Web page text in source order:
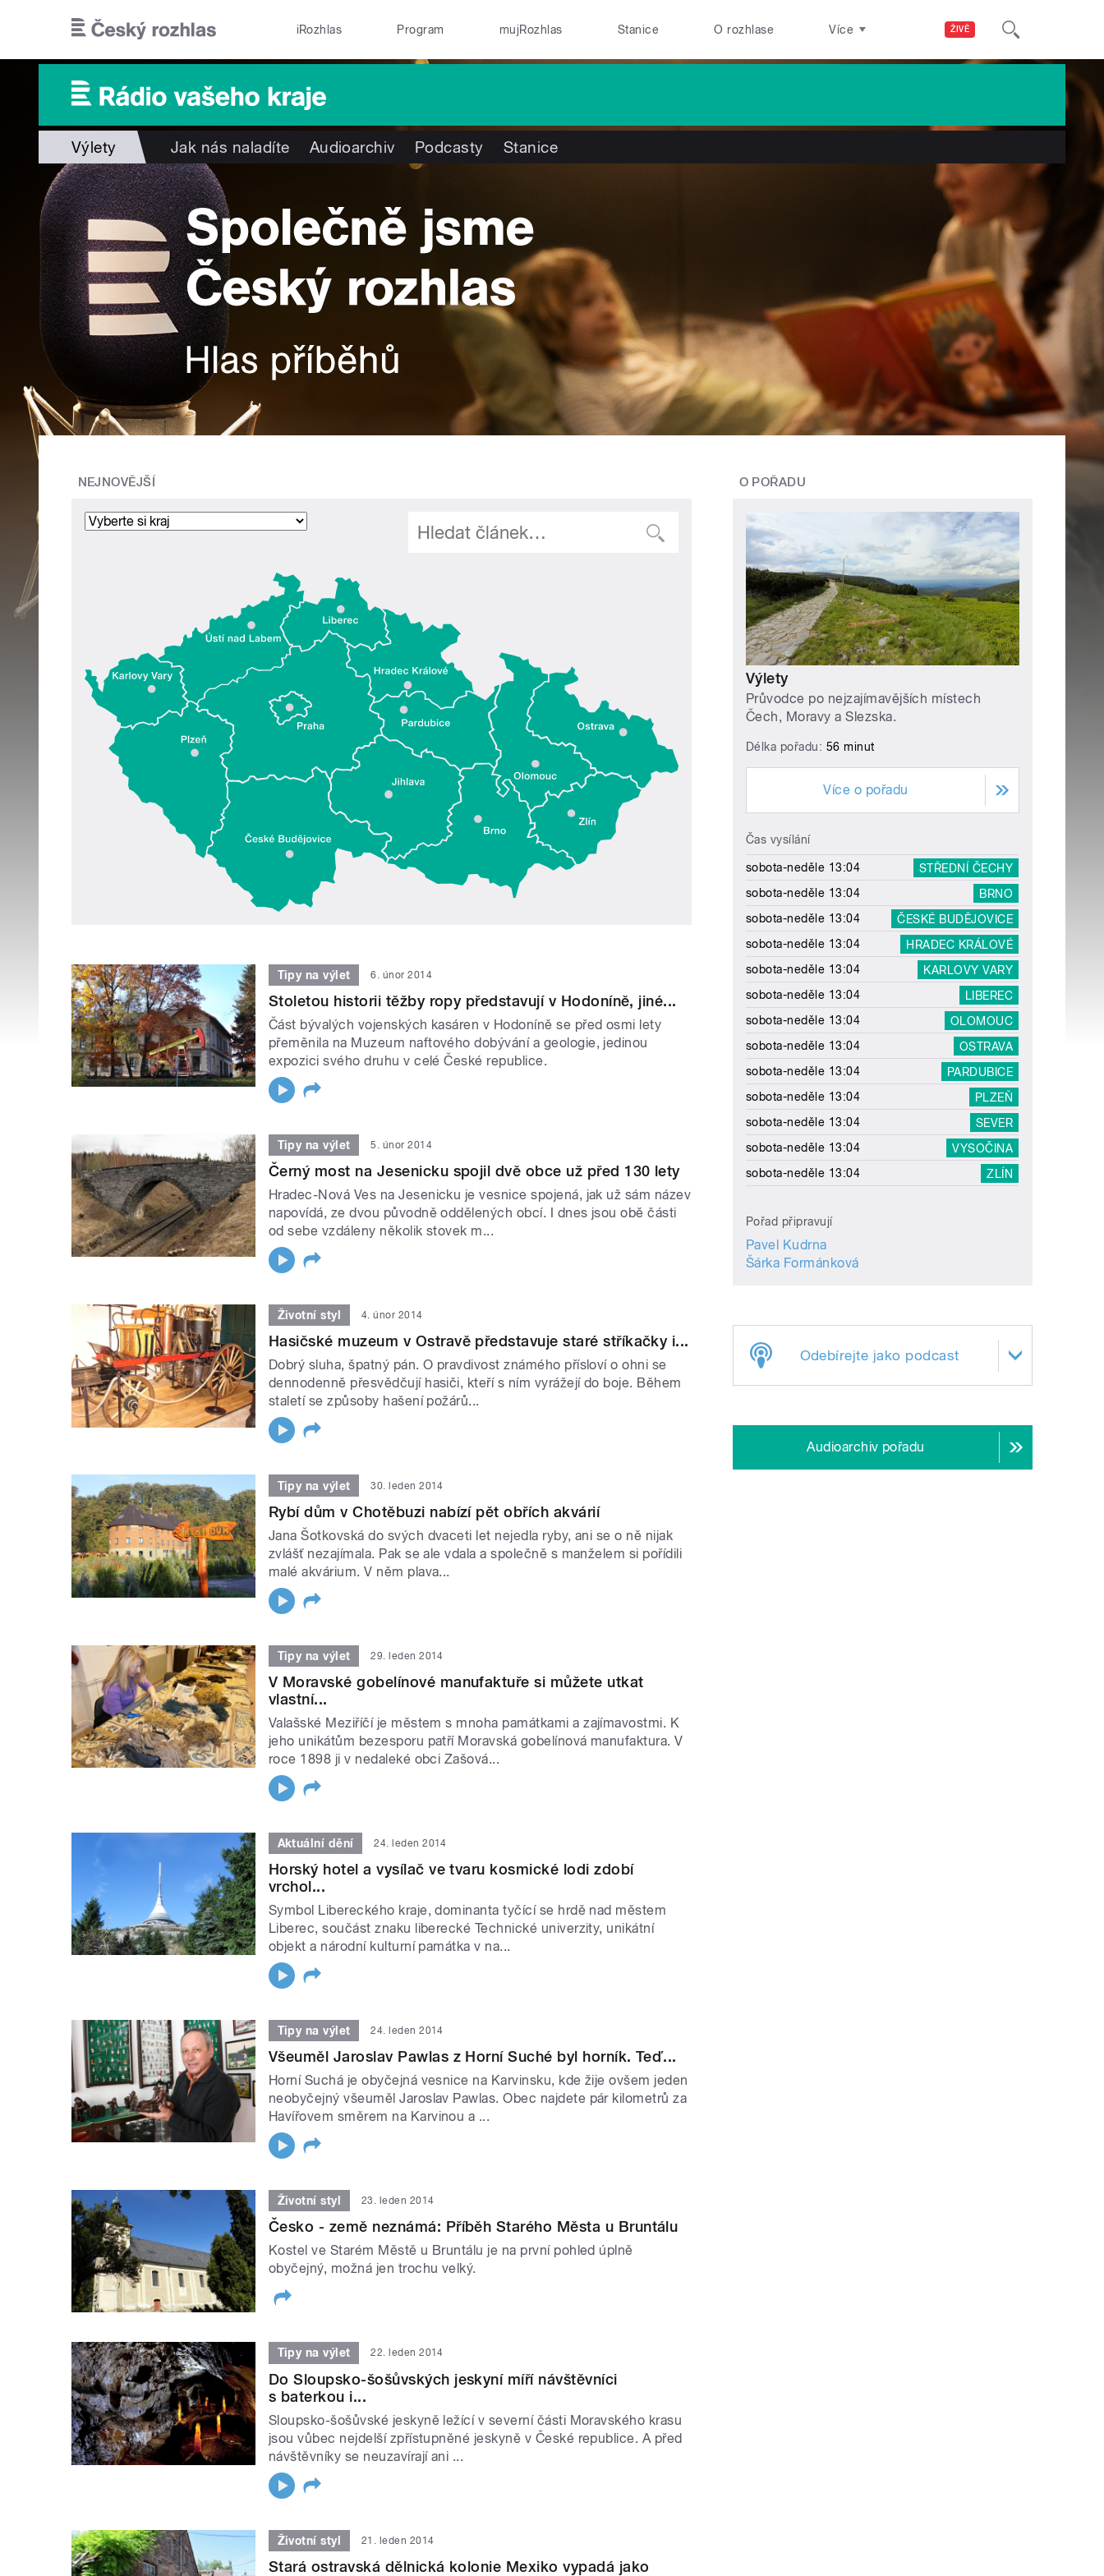
ŽIVĚ
iRozhlas Program mujRozhlas Stanice O rozhlase Více
Výlety Jak nás naladíte Audioarchiv Podcasty Stanice
NEJNOVĚJŠÍ
Tipy na výlet 6. únor 2014
Stoletou historii těžby ropy představují v Hodoníně, jiné...
Část bývalých vojenských kasáren v Hodoníně se před osmi lety
přeměnila na Muzeum naftového dobývání a geologie, jedinou
expozici svého druhu v celé České republice.
Tipy na výlet 5. únor 2014
Černý most na Jesenicku spojil dvě obce už před 130 lety
Hradec-Nová Ves na Jesenicku je vesnice spojená, jak už sám název
napovídá, ze dvou původně oddělených obcí. I dnes jsou obě části
od sebe vzdáleny několik stovek m...
Životní styl 4. únor 2014
Hasičské muzeum v Ostravě představuje staré stříkačky i...
Dobrý sluha, špatný pán. O pravdivost známého přísloví o ohni se
dennodenně přesvědčují hasiči, kteří s ním vyrážejí do boje. Během
staletí se způsoby hašení požárů...
Tipy na výlet 30. leden 2014
Rybí dům v Chotěbuzi nabízí pět obřích akvárií
Jana Šotkovská do svých dvaceti let nejedla ryby, ani se o ně nijak
zvlášť nezajímala. Pak se ale vdala a společně s manželem si pořídili
malé akvárium. V něm plava...
Tipy na výlet 29. leden 2014
V Moravské gobelínové manufaktuře si můžete utkat
vlastní...
Valašské Meziříčí je městem s mnoha památkami a zajímavostmi. K
jeho unikátům bezesporu patří Moravská gobelínová manufaktura. V
roce 1898 ji v nedaleké obci Zašová...
Aktuální dění 24. leden 2014
Horský hotel a vysílač ve tvaru kosmické lodi zdobí
vrchol...
Symbol Libereckého kraje, dominanta tyčící se hrdě nad městem
Liberec, součást znaku liberecké Technické univerzity, unikátní
objekt a národní kulturní památka v na...
Tipy na výlet 24. leden 2014
Všeuměl Jaroslav Pawlas z Horní Suché byl horník. Teď...
Horní Suchá je obyčejná vesnice na Karvinsku, kde žije ovšem jeden
neobyčejný všeuměl Jaroslav Pawlas. Obec najdete pár kilometrů za
Havířovem směrem na Karvinou a ...
Životní styl 23. leden 2014
Česko - země neznámá: Příběh Starého Města u Bruntálu
Kostel ve Starém Městě u Bruntálu je na první pohled úplně
obyčejný, možná jen trochu velký.
Tipy na výlet 22. leden 2014
Do Sloupsko-šošůvských jeskyní míří návštěvníci
s baterkou i...
Sloupsko-šošůvské jeskyně ležící v severní části Moravského krasu
jsou vůbec nejdelší zpřístupněné jeskyně v České republice. A před
návštěvníky se neuzavírají ani ...
Životní styl 21. leden 2014
Stará ostravská dělnická kolonie Mexiko vypadá jako
O POŘADU
Výlety
Průvodce po nejzajímavějších místech
Čech, Moravy a Slezska.
Délka pořadu: 56 minut
Více o pořadu
Čas vysílání
sobota-neděle 13:04
STŘEDNÍ ČECHY
sobota-neděle 13:04
BRNO
sobota-neděle 13:04
ČESKÉ BUDĚJOVICE
sobota-neděle 13:04
HRADEC KRÁLOVÉ
sobota-neděle 13:04
KARLOVY VARY
sobota-neděle 13:04
LIBEREC
sobota-neděle 13:04
OLOMOUC
sobota-neděle 13:04
OSTRAVA
sobota-neděle 13:04
PARDUBICE
sobota-neděle 13:04
PLZEŇ
sobota-neděle 13:04
SEVER
sobota-neděle 13:04
VYSOČINA
sobota-neděle 13:04
ZLÍN
Pořad připravují
Pavel Kudrna
Šárka Formánková
Odebírejte jako podcast
Audioarchiv pořadu